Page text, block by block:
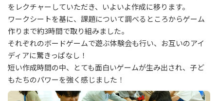
をレクチャーしていただき、いよいよ作成に移ります。
ワークシートを基に、課題について調べるところからゲーム
作りまで約3時間で取り組みました。
それぞれのボードゲームで遊ぶ体験会も行い、お互いのアイ
ディアに驚きっぱなし！
短い作成時間の中、とても面白いゲームが生み出され、子ど
もたちのパワーを強く感じました！